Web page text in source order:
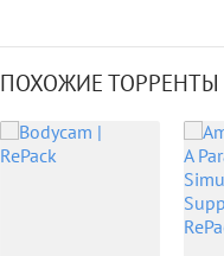
ПОХОЖИЕ ТОРРЕНТЫ